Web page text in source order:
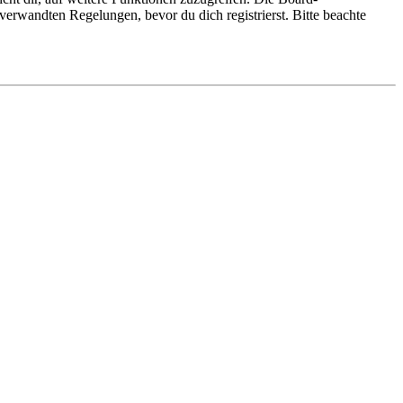
Regelungen, bevor du dich registrierst. Bitte beachte